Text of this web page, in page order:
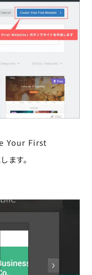
Your First
ます。